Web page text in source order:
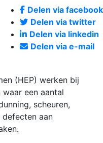
Delen via facebook
Delen via twitter
Delen via linkedin
Delen via e-mail
(HEP) werken bij
een aantal
scheuren,
aan